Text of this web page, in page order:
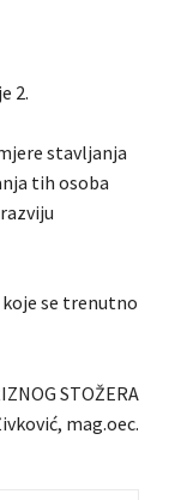
2.
stavljanja
tih osoba
se trenutno
STOŽERA
mag.oec.